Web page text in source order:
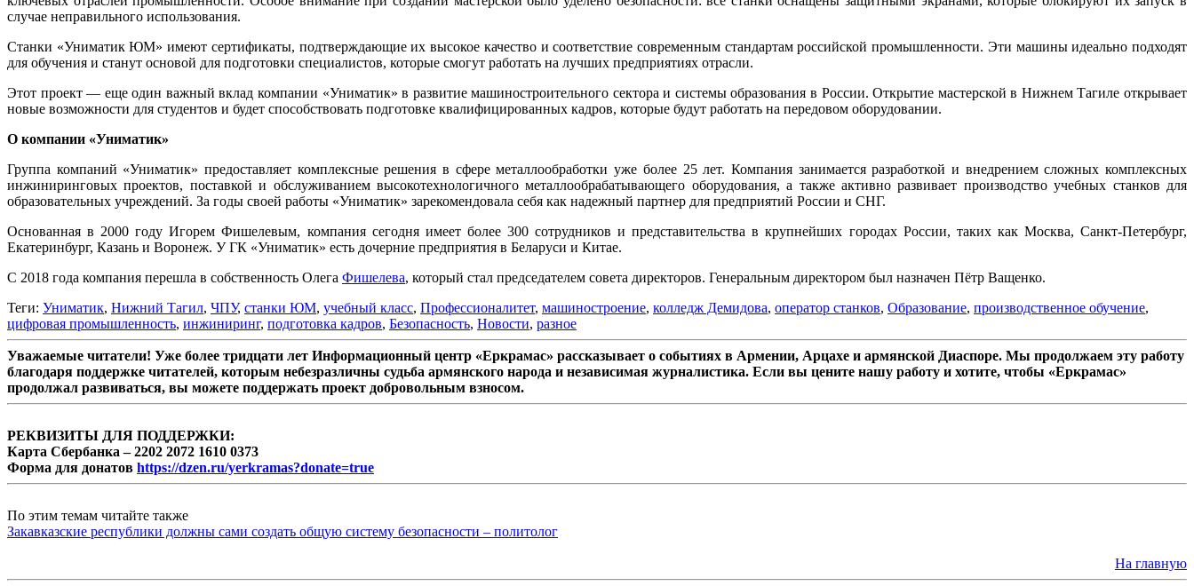
случае неправильного использования.
Станки «Униматик ЮМ» имеют сертификаты, подтверждающие их высокое качество и соответствие современным стандартам российской промышленности. Эти машины идеально подходят
для обучения и станут основой для подготовки специалистов, которые смогут работать на лучших предприятиях отрасли.
Этот проект — еще один важный вклад компании «Униматик» в развитие машиностроительного сектора и системы образования в России. Открытие мастерской в Нижнем Тагиле открывает
новые возможности для студентов и будет способствовать подготовке квалифицированных кадров, которые будут работать на передовом оборудовании.
О компании «Униматик»
Группа компаний «Униматик» предоставляет комплексные решения в сфере металлообработки уже более 25 лет. Компания занимается разработкой и внедрением сложных комплексных
инжиниринговых проектов, поставкой и обслуживанием высокотехнологичного металлообрабатывающего оборудования, а также активно развивает производство учебных станков для
образовательных учреждений. За годы своей работы «Униматик» зарекомендовала себя как надежный партнер для предприятий России и СНГ.
Основанная в 2000 году Игорем Фишелевым, компания сегодня имеет более 300 сотрудников и представительства в крупнейших городах России, таких как Москва, Санкт-Петербург,
Екатеринбург, Казань и Воронеж. У ГК «Униматик» есть дочерние предприятия в Беларуси и Китае.
С 2018 года компания перешла в собственность Олега Фишелева, который стал председателем совета директоров. Генеральным директором был назначен Пётр Ващенко.
Теги: Униматик, Нижний Тагил, ЧПУ, станки ЮМ, учебный класс, Профессионалитет, машиностроение, колледж Демидова, оператор станков, Образование, производственное обучение,
цифровая промышленность, инжиниринг, подготовка кадров, Безопасность, Новости, разное
Уважаемые читатели! Уже более тридцати лет Информационный центр «Еркрамас» рассказывает о событиях в Армении, Арцахе и армянской Диаспоре. Мы продолжаем эту работу
благодаря поддержке читателей, которым небезразличны судьба армянского народа и независимая журналистика. Если вы цените нашу работу и хотите, чтобы «Еркрамас»
продолжал развиваться, вы можете поддержать проект добровольным взносом.
РЕКВИЗИТЫ ДЛЯ ПОДДЕРЖКИ:
Карта Сбербанка – 2202 2072 1610 0373
Форма для донатов https://dzen.ru/yerkramas?donate=true
По этим темам читайте также
Закавказские республики должны сами создать общую систему безопасности – политолог
На главную